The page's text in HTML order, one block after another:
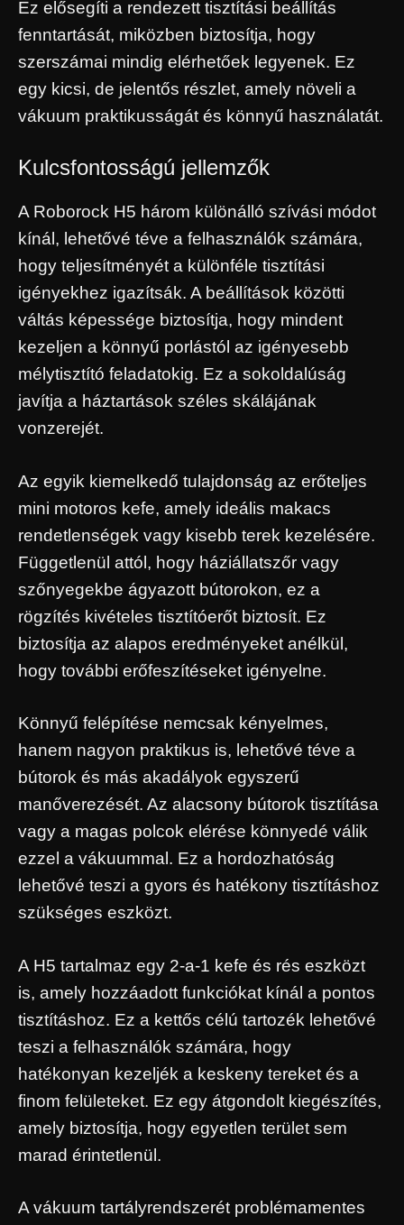
Ez elősegíti a rendezett tisztítási beállítás
fenntartását, miközben biztosítja, hogy
szerszámai mindig elérhetőek legyenek. Ez
egy kicsi, de jelentős részlet, amely növeli a
vákuum praktikusságát és könnyű használatát.
Kulcsfontosságú jellemzők
A Roborock H5 három különálló szívási módot
kínál, lehetővé téve a felhasználók számára,
hogy teljesítményét a különféle tisztítási
igényekhez igazítsák. A beállítások közötti
váltás képessége biztosítja, hogy mindent
kezeljen a könnyű porlástól az igényesebb
mélytisztító feladatokig. Ez a sokoldalúság
javítja a háztartások széles skálájának
vonzerejét.
Az egyik kiemelkedő tulajdonság az erőteljes
mini motoros kefe, amely ideális makacs
rendetlenségek vagy kisebb terek kezelésére.
Függetlenül attól, hogy háziállatszőr vagy
szőnyegekbe ágyazott bútorokon, ez a
rögzítés kivételes tisztítóerőt biztosít. Ez
biztosítja az alapos eredményeket anélkül,
hogy további erőfeszítéseket igényelne.
Könnyű felépítése nemcsak kényelmes,
hanem nagyon praktikus is, lehetővé téve a
bútorok és más akadályok egyszerű
manőverezését. Az alacsony bútorok tisztítása
vagy a magas polcok elérése könnyedé válik
ezzel a vákuummal. Ez a hordozhatóság
lehetővé teszi a gyors és hatékony tisztításhoz
szükséges eszközt.
A H5 tartalmaz egy 2-a-1 kefe és rés eszközt
is, amely hozzáadott funkciókat kínál a pontos
tisztításhoz. Ez a kettős célú tartozék lehetővé
teszi a felhasználók számára, hogy
hatékonyan kezeljék a keskeny tereket és a
finom felületeket. Ez egy átgondolt kiegészítés,
amely biztosítja, hogy egyetlen terület sem
marad érintetlenül.
A vákuum tartályrendszerét problémamentes